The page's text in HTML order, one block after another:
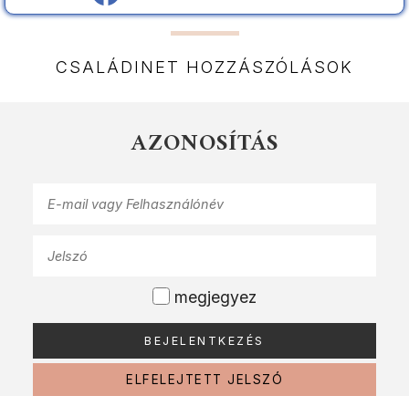
CSALÁDINET HOZZÁSZÓLÁSOK
AZONOSÍTÁS
megjegyez
ELFELEJTETT JELSZÓ